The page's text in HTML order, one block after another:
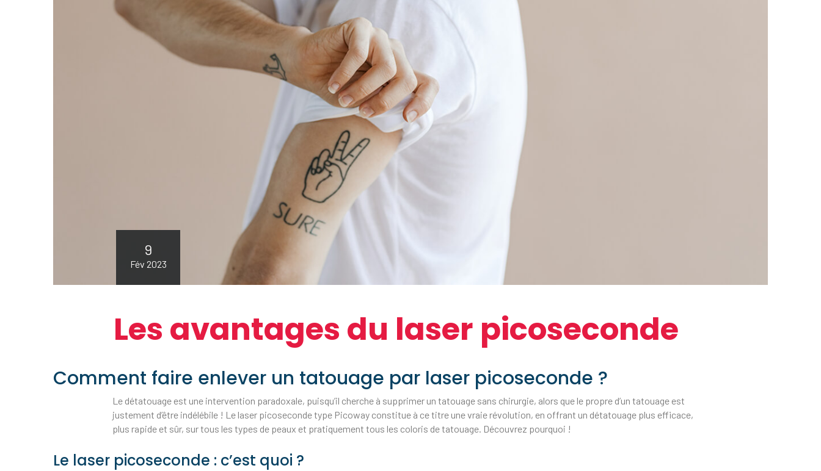
9
Fév 2023
Les avantages du laser picoseconde
Comment faire enlever un tatouage par laser picoseconde ?
Le détatouage est une intervention paradoxale, puisqu’il cherche à supprimer un tatouage sans chirurgie, alors que le propre d’un tatouage est
justement d’être indélébile ! Le laser picoseconde type Picoway constitue à ce titre une vraie révolution, en offrant un détatouage plus efficace,
plus rapide et sûr, sur tous les types de peaux et pratiquement tous les coloris de tatouage. Découvrez pourquoi !
Le laser picoseconde : c’est quoi ?